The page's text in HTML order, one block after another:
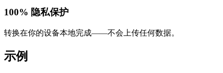
100% 隐私保护
转换在你的设备本地完成——不会上传任何数据。
示例